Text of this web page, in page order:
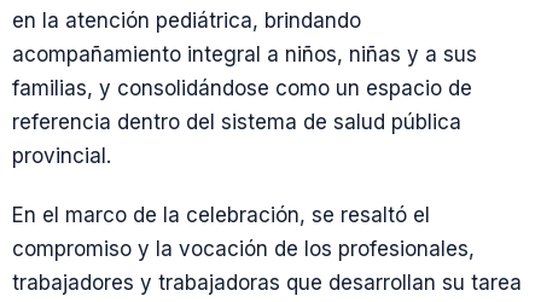
en la atención pediátrica, brindando
acompañamiento integral a niños, niñas y a sus
familias, y consolidándose como un espacio de
referencia dentro del sistema de salud pública
provincial.
En el marco de la celebración, se resaltó el
compromiso y la vocación de los profesionales,
trabajadores y trabajadoras que desarrollan su tarea